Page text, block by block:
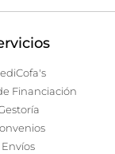
Financiación
Envíos